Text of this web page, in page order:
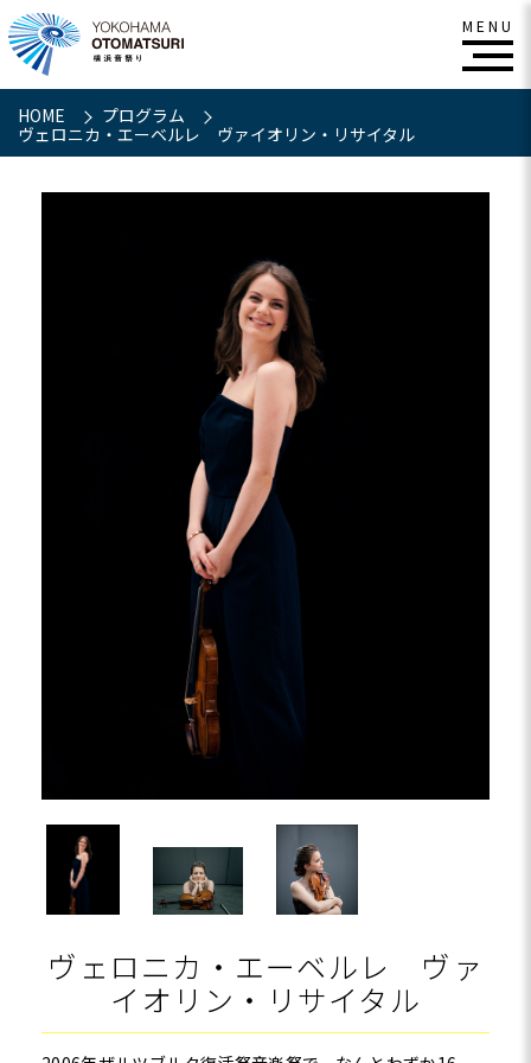
HOME
プログラム
ヴェロニカ・エーベルレ ヴァイオリン・リサイタル
ヴェロニカ・エーベルレ ヴァ
イオリン・リサイタル